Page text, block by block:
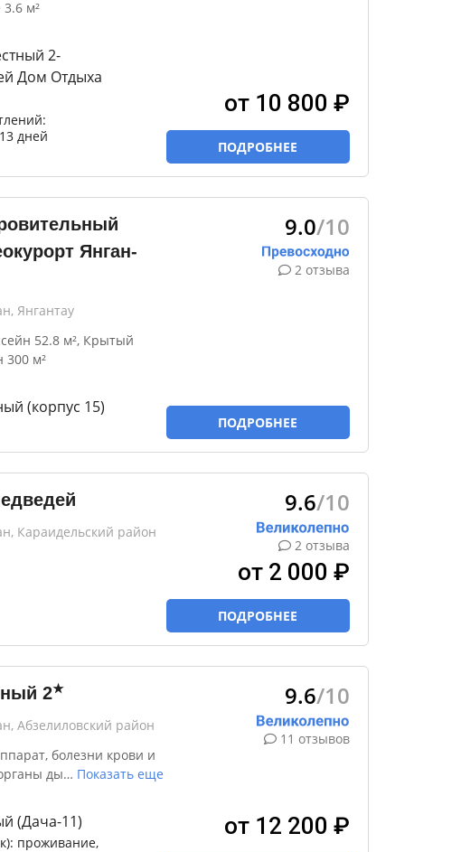
м²
2-
Дом Отдыха
дней
от 10 800 ₽
ПОДРОБНЕЕ
Янган-
Янгантау
52.8 м², Крытый
300 м²
(корпус 15)
9.0/10
2 отзыва
ПОДРОБНЕЕ
Караидельский район
9.6/10
2 отзыва
от 2 000 ₽
ПОДРОБНЕЕ
2★
Абзелиловский район
болезни крови и
ды… Показать еще
(Дача-11)
проживание,
9.6/10
11 отзывов
от 12 200 ₽